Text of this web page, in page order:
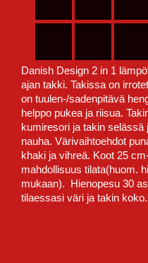
Danish Design 2 in 1
ajan takki. Takissa on
on tuulen-/sadenpitävä
helppo pukea ja riisua.
kumiresori ja takin
nauha. Värivaihtoehdot
khaki ja vihreä. Koot 25
mahdollisuus tilata(huom.
mukaan). Hienopesu 30
tilaessasi väri ja takin koko.